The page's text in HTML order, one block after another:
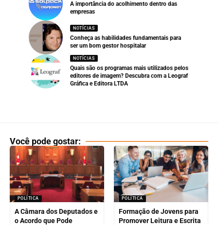
A importância do acolhimento dentro das
empresas
NOTÍCIAS
Conheça as habilidades fundamentais para
ser um bom gestor hospitalar
NOTÍCIAS
Quais são os programas mais utilizados pelos
editores de imagem? Descubra com a Leograf
Gráfica e Editora LTDA
Você pode gostar:
POLÍTICA
A Câmara dos Deputados e
o Acordo que Pode
POLÍTICA
Formação de Jovens para
Promover Leitura e Escrita